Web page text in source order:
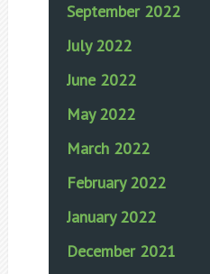
September 2022
July 2022
June 2022
May 2022
March 2022
February 2022
January 2022
December 2021